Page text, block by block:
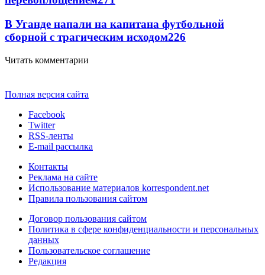
В Уганде напали на капитана футбольной
сборной с трагическим исходом226
Читать комментарии
Полная версия сайта
Facebook
Twitter
RSS-ленты
E-mail рассылка
Контакты
Реклама на сайте
Использование материалов korrespondent.net
Правила пользования сайтом
Договор пользования сайтом
Политика в сфере конфиденциальности и персональных
данных
Пользовательское соглашение
Редакция